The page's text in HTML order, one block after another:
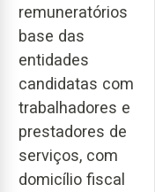
remuneratórios
base das
entidades
candidatas com
trabalhadores e
prestadores de
serviços, com
domicílio fiscal